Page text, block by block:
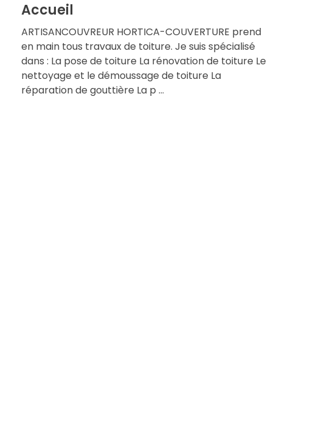
Accueil
ARTISANCOUVREUR HORTICA-COUVERTURE prend
en main tous travaux de toiture. Je suis spécialisé
dans : La pose de toiture La rénovation de toiture Le
nettoyage et le démoussage de toiture La
réparation de gouttière La p ...